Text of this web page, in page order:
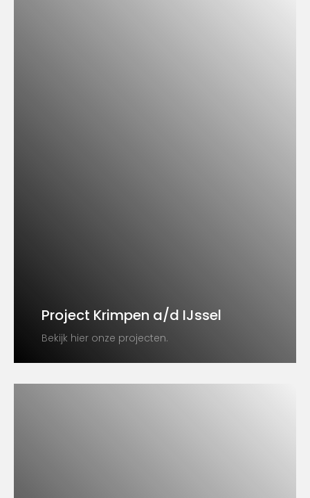
Project Krimpen a/d IJssel
Bekijk hier onze projecten.